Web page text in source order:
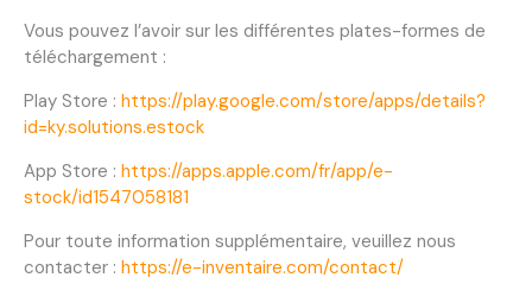
Vous pouvez l’avoir sur les différentes plates-formes de
téléchargement :
Play Store : https://play.google.com/store/apps/details?
id=ky.solutions.estock
App Store : https://apps.apple.com/fr/app/e-
stock/id1547058181
Pour toute information supplémentaire, veuillez nous
contacter : https://e-inventaire.com/contact/